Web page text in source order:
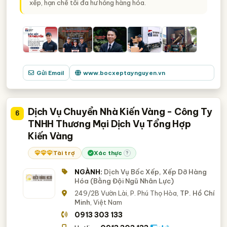
xếp, hạn chế tối đa hư hỏng hàng hóa.
Gửi Email www.bocxeptaynguyen.vn
6
Dịch Vụ Chuyển Nhà Kiến Vàng - Công Ty
TNHH Thương Mại Dịch Vụ Tổng Hợp
Kiến Vàng
Tài trợ Xác thực ?
NGÀNH: Dịch Vụ Bốc Xếp, Xếp Dỡ Hàng
Hóa (Bằng Đội Ngũ Nhân Lực)
249/2B Vườn Lài, P. Phú Thọ Hòa, TP. Hồ Chí
Minh , Việt Nam
0913 303 133